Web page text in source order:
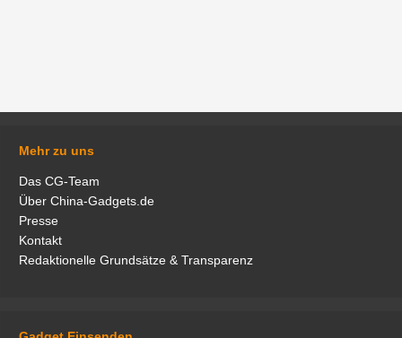
Mehr zu uns
Das CG-Team
Über China-Gadgets.de
Presse
Kontakt
Redaktionelle Grundsätze & Transparenz